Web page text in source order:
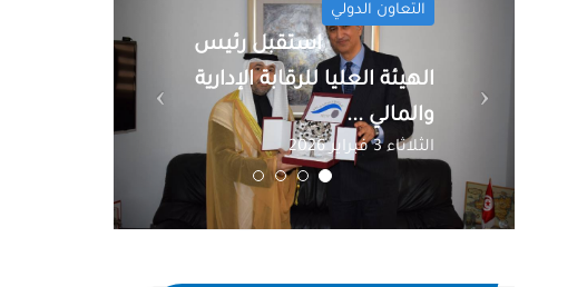
التعاون الدولي
استقبل رئيس
الهيئة العليا للرقابة الإدارية
والمالي ...
الثلاثاء 3 فبراير 2026